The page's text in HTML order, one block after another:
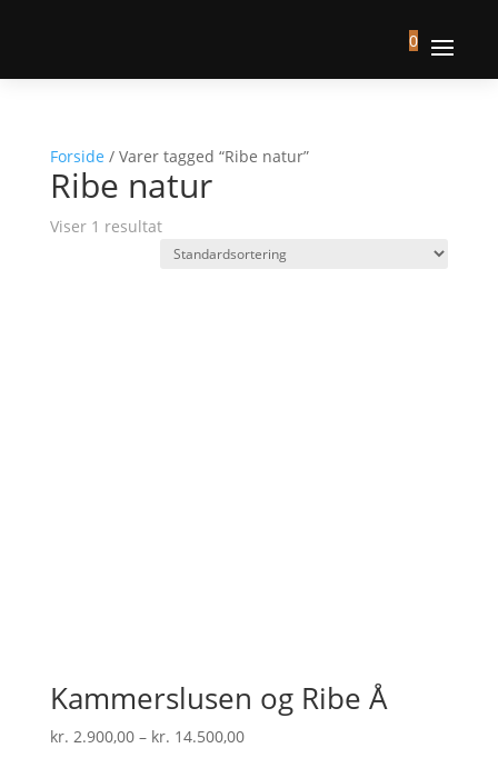
0
Forside / Varer tagged “Ribe natur”
Ribe natur
Viser 1 resultat
Kammerslusen og Ribe Å
kr. 2.900,00 – kr. 14.500,00Prisinterval: